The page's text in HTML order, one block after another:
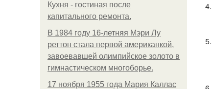
Кухня - гостиная после
капитального ремонта.
В 1984 году 16-летняя Мэри Лу
реттон стала первой американкой,
завоевавшей олимпийское золото в
гимнастическом многоборье.
17 ноября 1955 года Мария Каллас